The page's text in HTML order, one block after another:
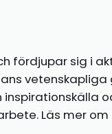
fördjupar sig i
vetenskapliga
Läs mer